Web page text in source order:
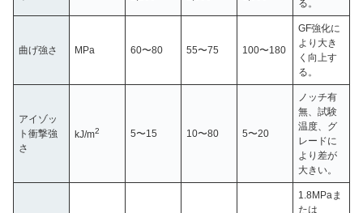
る。
曲げ強さ MPa 60〜80 55〜75 100〜180
GF強化に
より大き
く向上す
る。
アイゾッ
ト衝撃強
さ
kJ/m2 5〜15 10〜80 5〜20
ノッチ有
無、試験
温度、グ
レードに
より差が
大きい。
1.8MPaま
たは